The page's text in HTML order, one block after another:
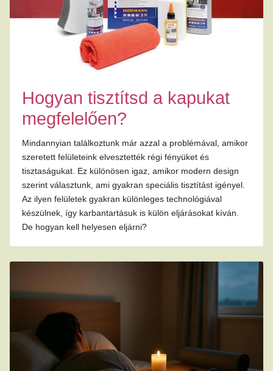
Hogyan tisztítsd a kapukat
megfelelően?
Mindannyian találkoztunk már azzal a problémával, amikor
szeretett felületeink elvesztették régi fényüket és
tisztaságukat. Ez különösen igaz, amikor modern design
szerint választunk, ami gyakran speciális tisztítást igényel.
Az ilyen felületek gyakran különleges technológiával
készülnek, így karbantartásuk is külön eljárásokat kíván.
De hogyan kell helyesen eljárni?